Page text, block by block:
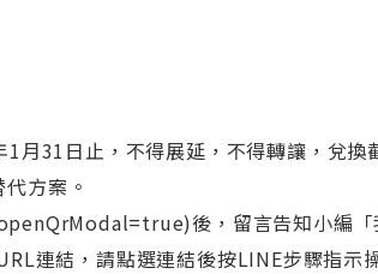
31日止，不得展延，不得轉讓，兌換
方案。
後，留言告知小編「
連結，請點選連結後按LINE步驟指示